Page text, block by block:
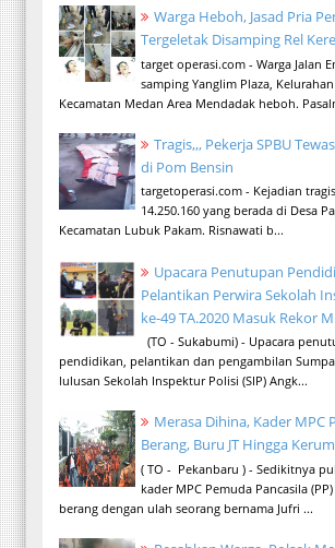
Warga Heboh, Jasad Pria
Tergeletak Disamping Rel
target operasi.com - Warga Jalan
samping Yanglim Plaza, Kelurahan
Kecamatan Medan Area Mendadak heboh.
Tragis,,, Pekerja SPBU
di Pom Bensin
targetoperasi.com - Kejadian
14.250.160 yang berada di Desa
Kecamatan Lubuk Pakam. Risnawati b...
Upacara Penutupan
Pelantikan Perwira Sekolah
ke-49 TA.2020 Masuk Rekor
(TO - Sukabumi) - Upacara
pendidikan, pelantikan dan pengambilan
lulusan Sekolah Inspektur Polisi (SIP) Angk...
Merasa Dihina, Kader MPC
Berang, Buru JT Hingga
( TO - Pekanbaru ) - Sedikitnya
kader MPC Pemuda Pancasila
berang dengan ulah seorang bernama Jufri ...